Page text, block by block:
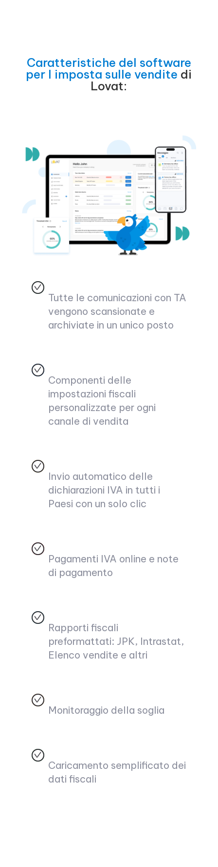
Caratteristiche del software
per l imposta sulle vendite di
Lovat:
Tutte le comunicazioni con TA
vengono scansionate e
archiviate in un unico posto
Componenti delle
impostazioni fiscali
personalizzate per ogni
canale di vendita
Invio automatico delle
dichiarazioni IVA in tutti i
Paesi con un solo clic
Pagamenti IVA online e note
di pagamento
Rapporti fiscali
preformattati: JPK, Intrastat,
Elenco vendite e altri
Monitoraggio della soglia
Caricamento semplificato dei
dati fiscali